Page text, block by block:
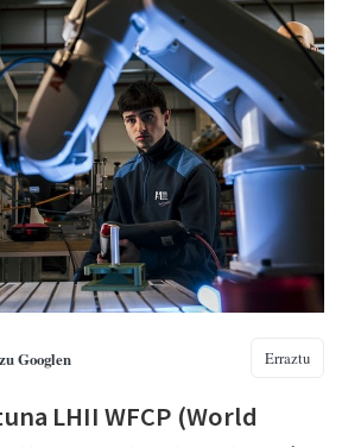
Googlen Erraztu
LHII WFCP (World